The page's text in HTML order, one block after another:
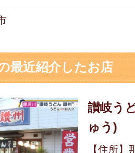
最近紹介したお店
讃岐う
ゅう)
【住所